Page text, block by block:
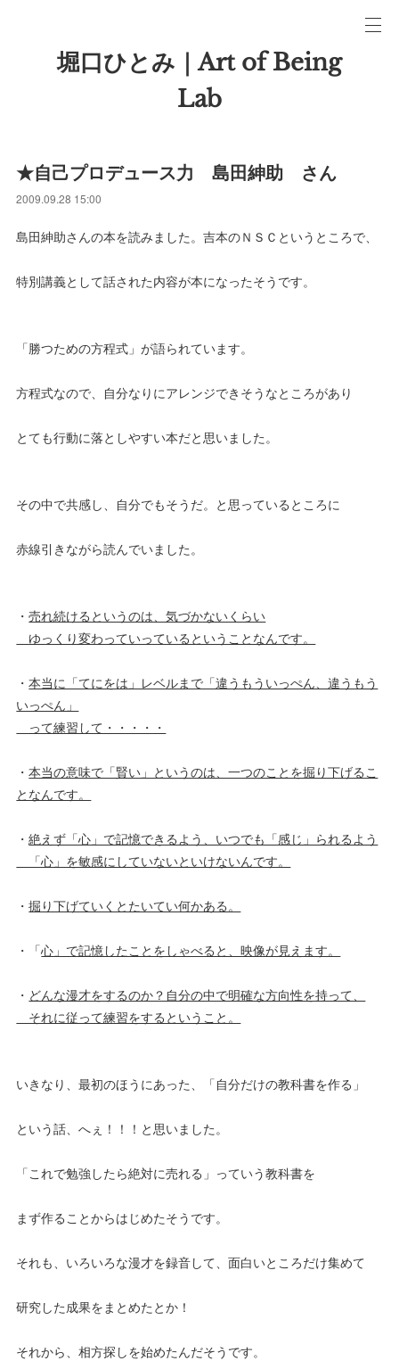
堀口ひとみ｜Art of Being
Lab
★自己プロデュース力 島田紳助 さん
2009.09.28 15:00
島田紳助さんの本を読みました。吉本のＮＳＣというところで、
特別講義として話された内容が本になったそうです。
「勝つための方程式」が語られています。
方程式なので、自分なりにアレンジできそうなところがあり
とても行動に落としやすい本だと思いました。
その中で共感し、自分でもそうだ。と思っているところに
赤線引きながら読んでいました。
・売れ続けるというのは、気づかないくらい
ゆっくり変わっていっているということなんです。
・本当に「てにをは」レベルまで「違うもういっぺん、違うもう
いっぺん」
って練習して・・・・・
・本当の意味で「賢い」というのは、一つのことを掘り下げるこ
となんです。
・絶えず「心」で記憶できるよう、いつでも「感じ」られるよう
「心」を敏感にしていないといけないんです。
・掘り下げていくとたいてい何かある。
・「心」で記憶したことをしゃべると、映像が見えます。
・ どんな漫才をするのか？自分の中で明確な方向性を持って、
それに従って練習をするということ。
いきなり、最初のほうにあった、「自分だけの教科書を作る」
という話、へぇ！！！と思いました。
「これで勉強したら絶対に売れる」っていう教科書を
まず作ることからはじめたそうです。
それも、いろいろな漫才を録音して、面白いところだけ集めて
研究した成果をまとめたとか！
それから、相方探しを始めたんだそうです。